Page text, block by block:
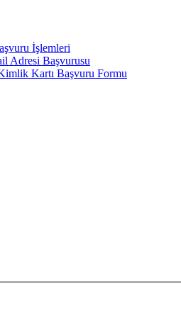
İşlemleri
Adresi Başvurusu
Kartı Başvuru Formu